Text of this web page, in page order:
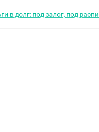
в долг: под залог, под